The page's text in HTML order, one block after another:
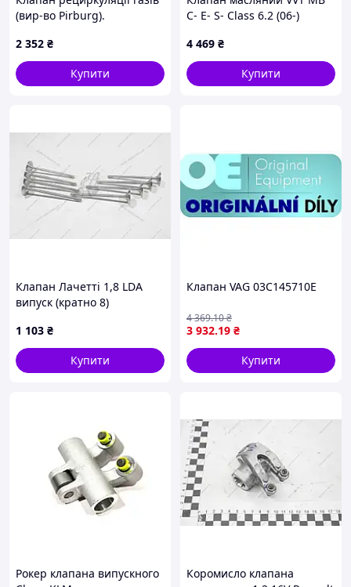
(вир-во Pirburg).
2 352 ₴
Купити
C- E- S- Class 6.2 (06-)
4 469 ₴
Купити
Клапан Лачетті 1,8 LDA
випуск (кратно 8)
1 103 ₴
Купити
Клапан VAG 03C145710E
3 932.19 ₴
4 369.10₴
Купити
Рокер клапана випускного
Коромисло клапана